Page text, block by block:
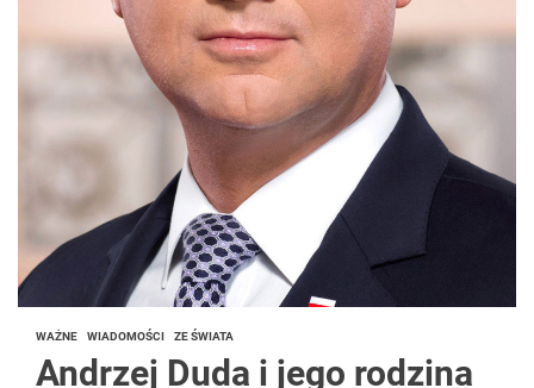
WAŻNE WIADOMOŚCI ZE ŚWIATA
Andrzej Duda i jego rodzina